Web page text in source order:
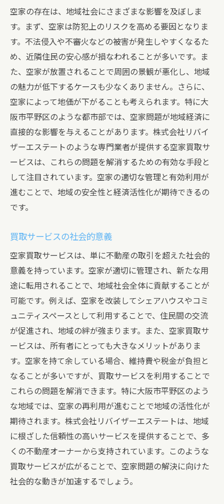
空家の存在は、地域社会にさまざまな影響を及ぼしま
す。まず、空家は防犯上のリスクを高める要因となりま
す。不法侵入や不審火などの被害が発生しやすくなるた
め、近隣住民の安心感が損なわれることが多いです。ま
た、空家が放置されることで周囲の景観が悪化し、地域
の魅力が低下するケースも少なくありません。さらに、
空家によって地価が下がることも考えられます。特に大
阪市平野区のような都市部では、空家問題が地域経済に
直接的な影響を与えることがあります。株式会社リバイ
ザーエステートのような専門業者が提供する空家買取サ
ービスは、これらの問題を解消するための有効な手段と
して注目されています。空家の適切な管理と有効利用が
進むことで、地域の安全性と経済活性化が期待できるの
です。
買取サービスの社会的意義
空家買取サービスは、単に不動産の取引を超えた社会的
意義を持っています。空家が適切に管理され、新たな用
途に転用されることで、地域社会全体に貢献することが
可能です。例えば、空家を改装してシェアハウスやコミ
ュニティスペースとして利用することで、住民間の交流
が促進され、地域の絆が強まります。また、空家買取サ
ービスは、所有者にとっても大きなメリットがありま
す。空家を持て余している場合、維持費や税金が負担と
なることが多いですが、買取サービスを利用することで
これらの問題を解消できます。特に大阪市平野区のよう
な地域では、空家の再利用が進むことで地域の活性化が
期待されます。株式会社リバイザーエステートは、地域
に根ざした信頼性の高いサービスを提供することで、多
くの不動産オーナーから支持されています。このような
買取サービスが広がることで、空家問題の解決に向けた
社会的な動きが加速するでしょう。